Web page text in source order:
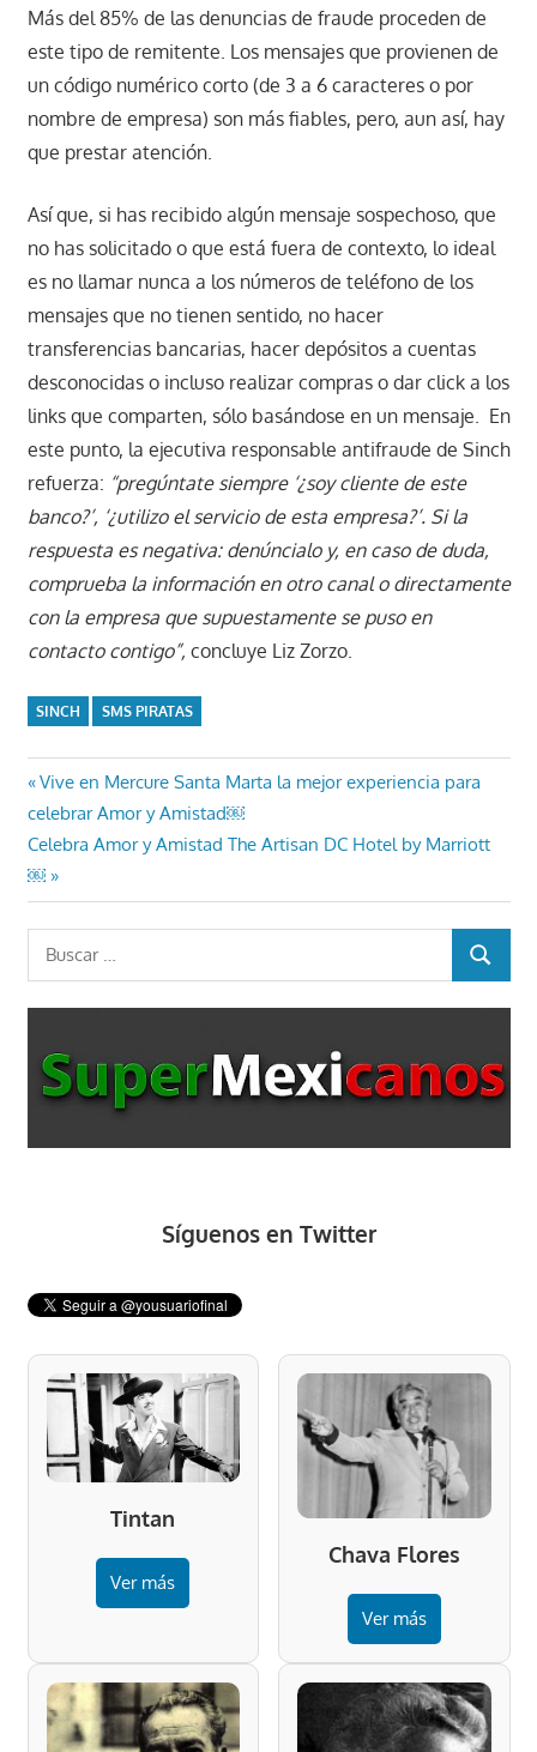
Más del 85% de las denuncias de fraude proceden de
este tipo de remitente. Los mensajes que provienen de
un código numérico corto (de 3 a 6 caracteres o por
nombre de empresa) son más fiables, pero, aun así, hay
que prestar atención.
Así que, si has recibido algún mensaje sospechoso, que
no has solicitado o que está fuera de contexto, lo ideal
es no llamar nunca a los números de teléfono de los
mensajes que no tienen sentido, no hacer
transferencias bancarias, hacer depósitos a cuentas
desconocidas o incluso realizar compras o dar click a los
links que comparten, sólo basándose en un mensaje. En
este punto, la ejecutiva responsable antifraude de Sinch
refuerza: “pregúntate siempre ‘¿soy cliente de este
banco?’, ‘¿utilizo el servicio de esta empresa?’. Si la
respuesta es negativa: denúncialo y, en caso de duda,
comprueba la información en otro canal o directamente
con la empresa que supuestamente se puso en
contacto contigo”, concluye Liz Zorzo.
SINCH SMS PIRATAS
Navegación
de
entradas
Entrada
anterior:
Vive en Mercure Santa Marta la mejor experiencia para
celebrar Amor y Amistad￼
Entrada
siguiente:
Celebra Amor y Amistad The Artisan DC Hotel by Marriott
￼
Buscar:
BUSCAR
Síguenos en Twitter
Tintan
Ver más
Chava Flores
Ver más